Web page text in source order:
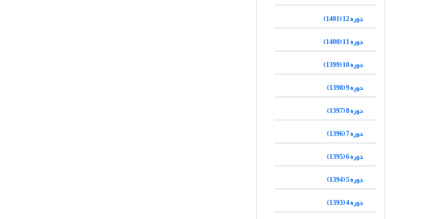
دوره 12 (1401)
دوره 11 (1400)
دوره 10 (1399)
دوره 9 (1398)
دوره 8 (1397)
دوره 7 (1396)
دوره 6 (1395)
دوره 5 (1394)
دوره 4 (1393)